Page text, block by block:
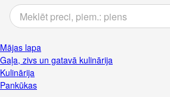
Mājas lapa
Gaļa, zivs un gatavā kulinārija
Kulinārija
Pankūkas